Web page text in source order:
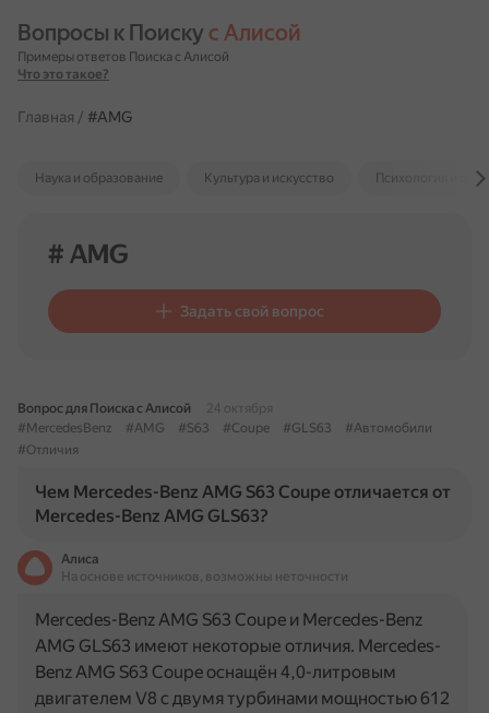
Вопросы к Поиску с Алисой
Примеры ответов Поиска с Алисой
Что это такое?
Главная / #AMG
Наука и образование Культура и искусство Психология и
# AMG
Задать свой вопрос
Вопрос для Поиска с Алисой
24 октября
#MercedesBenz
#AMG #S63 #Coupe #GLS63
#Автомобили
#Отличия
Чем Mercedes-Benz AMG S63 Coupe отличается от
Mercedes-Benz AMG GLS63?
Алиса
На основе источников, возможны неточности
Mercedes-Benz AMG S63 Coupe и Mercedes-Benz
AMG GLS63 имеют некоторые отличия. Mercedes-
Benz AMG S63 Coupe оснащён 4,0-литровым
двигателем V8 с двумя турбинами мощностью 612